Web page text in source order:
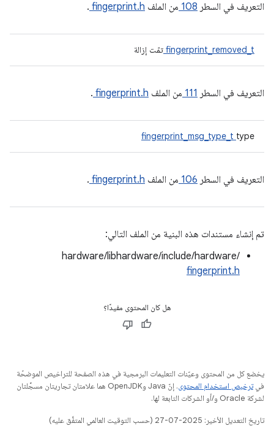
التعريف في السطر 108 من الملف fingerprint.h
.
fingerprint_removed_t تمّت إزالة
التعريف في السطر 111 من الملف fingerprint.h
.
fingerprint_msg_type_t type
التعريف في السطر 106 من الملف fingerprint.h
.
تم إنشاء مستندات هذه البنية من الملف التالي:
hardware/libhardware/include/hardware/
fingerprint.h
هل كان المحتوى مفيدًا؟
يخضع كل من المحتوى وعيّنات التعليمات البرمجية في هذه الصفحة للتراخيص الموضحّة
فيترخيص استخدام المحتوى
. إنّ Java وOpenJDK هما علامتان تجاريتان مسجَّلتان
لشركة Oracle و/أو الشركات التابعة لها.
تاريخ التعديل الأخير: 2025-07-27 (حسب التوقيت العالمي المتفَّق عليه)